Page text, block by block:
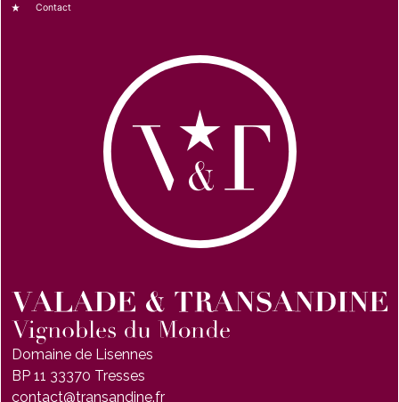
Contact
Domaine de Lisennes
BP 11 33370 Tresses
contact@transandine.fr